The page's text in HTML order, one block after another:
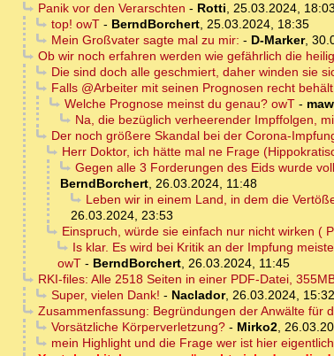
Panik vor den Verarschten - Rotti, 25.03.2024, 18:03
top! owT- BerndBorchert, 25.03.2024, 18:35
Mein Großvater sagte mal zu mir: - D-Marker,
Ob wir noch erfahren werden wie gefährlich die
Die sind doch alle geschmiert, daher winden sie
Falls @Arbeiter mit seinen Prognosen recht
Welche Prognose meinst du genau? owT-
Na, die bezüglich verheerender Impffolgen,
Der noch größere Skandal bei der Corona-
Herr Doktor, ich hätte mal ne Frage
Gegen alle 3 Forderungen des Eids wurde
BerndBorchert, 26.03.2024, 11:48
Leben wir in einem Land, in dem die
26.03.2024, 23:53
Einspruch, würde sie einfach nur nicht wirken (
Is klar. Es wird bei Kritik an der Impfung
owT - BerndBorchert, 26.03.2024, 11:45
RKI-files: Alle 2518 Seiten in einer PDF-Datei,
Super, vielen Dank! - Naclador, 26.03.2024, 15:32
Zusammenfassung: Begründungen der Anwälte für
Vorsätzliche Körperverletzung?- Mirko2,
mein Highlight und die Frage wer ist hier